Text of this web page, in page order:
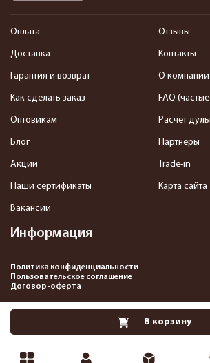
В корзину
Информация
Оплата
Доставка
Гарантия и возврат
Как сделать заказ
Оптовикам
Блог
Акции
Наши сертификаты
Вакансии
Отзывы
Контакты
О компании
FAQ
Расчет
Партнеры
Trade-in
Карта сайта
Политика конфиденциальности
Пользовательское соглашение
Договор-оферта
2013-2026 Интернет-магазин пневматики,
Pnevmat24.ru. Все права защищены.©